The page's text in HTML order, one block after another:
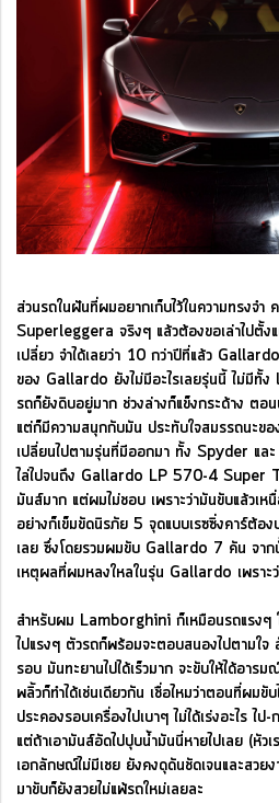
ส่วนรถในฝันที่ผมอยากเก็บไว้ในความทรงจำ
Superleggera จริงๆ แล้วต้องขอเล่าไปตั้ง
เปลี่ยว จำได้เลยว่า 10 กว่าปีที่แล้ว
ของ Gallardo ยังไม่มีอะไรเลยรุ่นนี้ ไม่มีทั้
รถก็ยังดิบอยู่มาก ช่วงล่างก็แข็งกระด้าง ตอน
แต่ก็มีความสนุกกับมัน ประทับใจสมรรถนะข
เปลี่ยนไปตามรุ่นที่มีออกมา ทั้ง Spyder แ
ไล่ไปจนถึง Gallardo LP 570-4 Super
มันส์มาก แต่ผมไม่ชอบ เพราะว่ามันขับแล้วเ
อย่างก็เข็มขัดนิรภัย 5 จุดแบบเรซซิ่งคาร์ต้อ
เลย ซึ่งโดยรวมผมขับ Gallardo 7 คัน จาก
เหตุผลที่ผมหลงใหลในรุ่น Gallardo เพรา
สำหรับผม Lamborghini ก็เหมือนรถแรงๆ
ไปแรงๆ ตัวรถก็พร้อมจะตอบสนองไปตามใจ
รอบ มันทะยานไปได้เร็วมาก จะขับให้ได้อาร
พลิ้วก็ทำได้เช่นเดียวกัน เชื่อไหมว่าตอนที่ผม
ประคองรอบเครื่องไปเบาๆ ไม่ได้เร่งอะไร ไ
แต่ถ้าเอามันส์อัดไปปุบน้ำมันนี่หายไปเลย (หัว
เอกลักษณ์ไม่มีเชย ยังคงดุดันชัดเจนและสวย
มาขับก็ยังสวยไม่แพ้รถใหม่เลยละ